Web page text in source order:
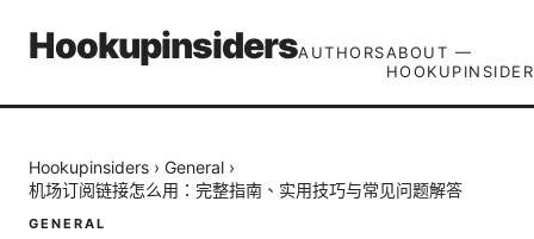
HookupinsidersAUTHORSABOUT —
Hookupinsiders › General ›
机场订阅链接怎么用：完整指南、实用技巧与常见问题解答
GENERAL